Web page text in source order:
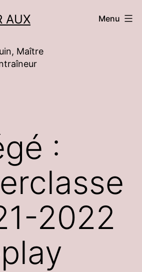
AUX
Maître
Menu
:
2022